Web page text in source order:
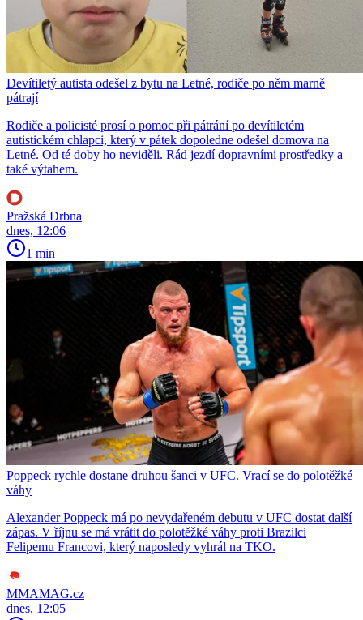
Devítiletý autista odešel z bytu na Letné, rodiče po něm marně
pátrají
Rodiče a policisté prosí o pomoc při pátrání po devítiletém
autistickém chlapci, který v pátek dopoledne odešel domova na
Letné. Od té doby ho neviděli. Rád jezdí dopravními prostředky a
také výtahem.
Pražská Drbna
dnes, 12:06
1 min
Poppeck rychle dostane druhou šanci v UFC. Vrací se do polotěžké
váhy
Alexander Poppeck má po nevydařeném debutu v UFC dostat další
zápas. V říjnu se má vrátit do polotěžké váhy proti Brazilci
Felipemu Francovi, který naposledy vyhrál na TKO.
MMAMAG.cz
dnes, 12:05